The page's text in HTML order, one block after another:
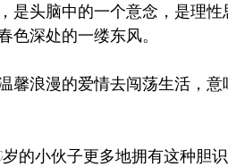
是头脑中的一个意念，是理
色深处的一缕东风。
馨浪漫的爱情去闯荡生活，
岁的小伙子更多地拥有这种胆识